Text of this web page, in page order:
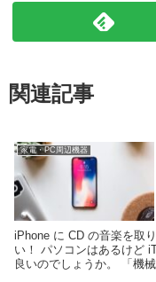
関連記事
家電・PC周辺機器
iPhone に CD の音楽を取
い！ パソコンはあるけど
良いのでしょうか。 「機